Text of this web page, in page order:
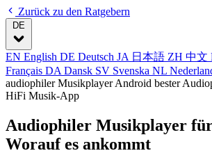
Zurück zu den Ratgebern
DE
EN English DE Deutsch JA 日本語 ZH 中文
Français DA Dansk SV Svenska NL
audiophiler Musikplayer Android bester
HiFi Musik-App
Audiophiler Musikplayer
Worauf es ankommt